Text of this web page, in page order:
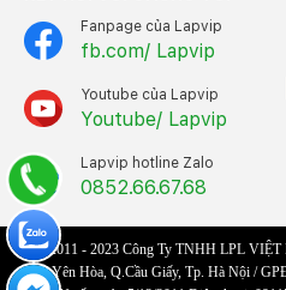
Fanpage của Lapvip
fb.com/ Lapvip
Youtube của Lapvip
Youtube/ Lapvip
Lapvip hotline Zalo
0852.66.67.68
© 2011 - 2023 Công Ty TNHH LPL
P.Yên Hòa, Q.Cầu Giấy, Tp. Hà Nội /